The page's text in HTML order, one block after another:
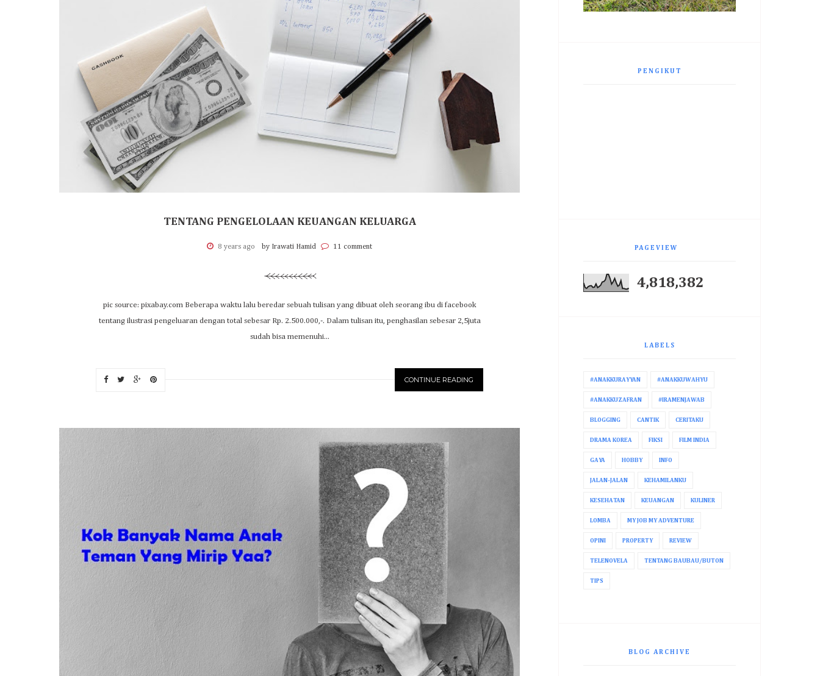
TENTANG PENGELOLAAN KEUANGAN KELUARGA
8 years ago by Irawati Hamid 11 comment
pic source: pixabay.com Beberapa waktu lalu beredar sebuah tulisan yang dibuat oleh seorang ibu di facebook
tentang ilustrasi pengeluaran dengan total sebesar Rp. 2.500.000,-. Dalam tulisan itu, penghasilan sebesar 2,5juta
sudah bisa memenuhi...
CONTINUE READING
PENGIKUT
PAGEVIEW
4,818,382
LABELS
#ANAKKURAYYAN #ANAKKUWAHYU
#ANAKKUZAFRAN #IRAMENJAWAB
BLOGGING CANTIK CERITAKU
DRAMA KOREA FIKSI FILM INDIA
GAYA HOBBY INFO
JALAN-JALAN KEHAMILANKU
KESEHATAN KEUANGAN KULINER
LOMBA MY JOB MY ADVENTURE
OPINI PROPERTY REVIEW
TELENOVELA TENTANG BAUBAU/BUTON
TIPS
BLOG ARCHIVE